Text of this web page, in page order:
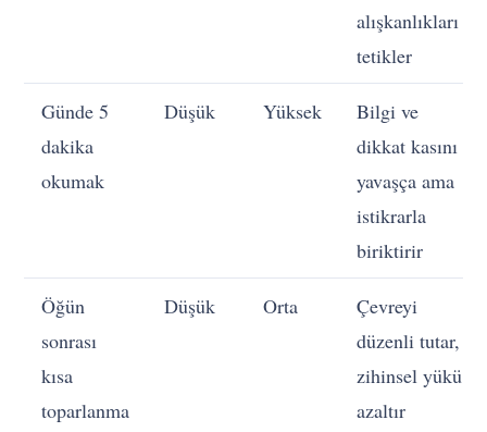
alışkanlıkları
tetikler
Günde 5
dakika
okumak
Düşük Yüksek
Bilgi ve
dikkat kasını
yavaşça ama
istikrarla
biriktirir
Öğün
sonrası
kısa
toparlanma
Düşük Orta
Çevreyi
düzenli tutar,
zihinsel yükü
azaltır